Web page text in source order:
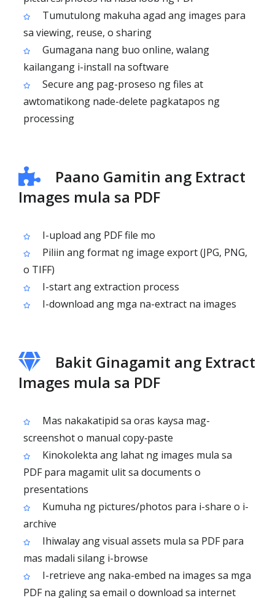
Tumutulong makuha agad ang images para
sa viewing, reuse, o sharing
Gumagana nang buo online, walang
kailangang i-install na software
Secure ang pag-proseso ng files at
awtomatikong nade-delete pagkatapos ng
processing
Paano Gamitin ang Extract
Images mula sa PDF
I-upload ang PDF file mo
Piliin ang format ng image export (JPG, PNG,
o TIFF)
I-start ang extraction process
I-download ang mga na-extract na images
Bakit Ginagamit ang Extract
Images mula sa PDF
Mas nakakatipid sa oras kaysa mag-
screenshot o manual copy‑paste
Kinokolekta ang lahat ng images mula sa
PDF para magamit ulit sa documents o
presentations
Kumuha ng pictures/photos para i-share o i-
archive
Ihiwalay ang visual assets mula sa PDF para
mas madali silang i-browse
I-retrieve ang naka-embed na images sa mga
PDF na galing sa email o download sa internet